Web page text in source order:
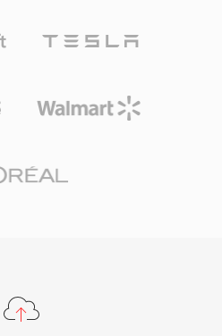
บนฮาร์ดแวร์เก่า โครงสร้าง
ทา ID3v1, ID3v2 และ
ฮาร์ดแวร์ปรากฏในเครื่อง
ซอร์สเผยแพร่ภายใต้สัญญา
ายและการบีบอัดที่โปร่งใส